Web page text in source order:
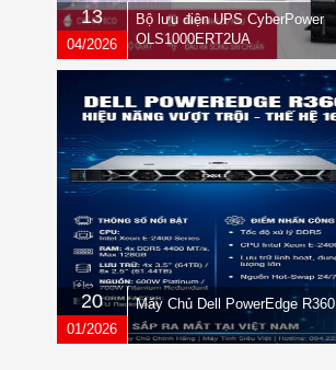
13
04/2026
Bộ lưu điện UPS CyberPower
OLS1000ERT2UA
20
01/2026
Máy Chủ Dell PowerEdge R360